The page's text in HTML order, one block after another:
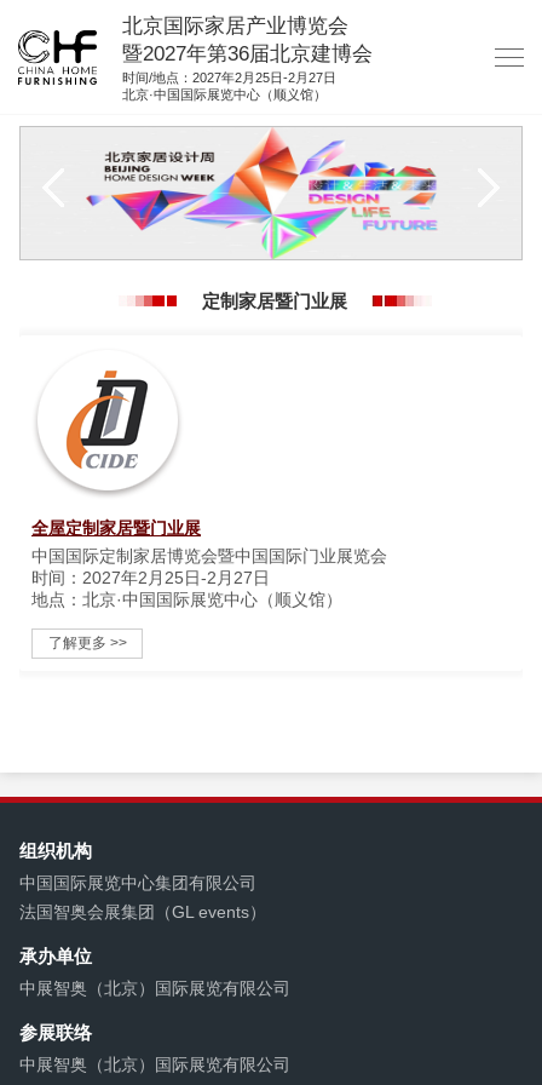
北京国际家居产业博览会
暨2027年第36届北京建博会
时间/地点：2027年2月25日-2月27日
北京·中国国际展览中心（顺义馆）
集团展会
参展联络
定制家居暨门业展
全屋定制家居暨门业展
中国国际定制家居博览会暨中国国际门业展览会
时间：2027年2月25日-2月27日
地点：北京·中国国际展览中心（顺义馆）
了解更多 >>
组织机构
中国国际展览中心集团有限公司
法国智奥会展集团（GL events）
承办单位
中展智奥（北京）国际展览有限公司
参展联络
中展智奥（北京）国际展览有限公司